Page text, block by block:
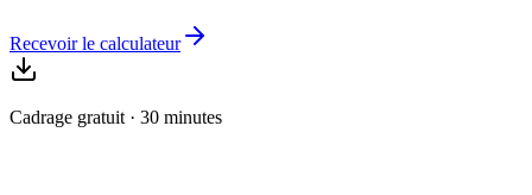
Recevoir le calculateur
Cadrage gratuit · 30 minutes